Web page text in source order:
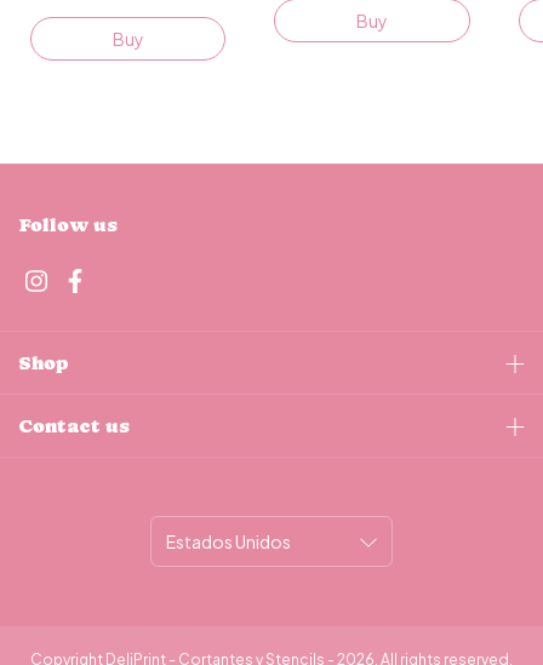
Buy
Buy
Follow us
Shop
Contact us
Copyright DeliPrint - Cortantes y Stencils - 2026. All rights reserved.